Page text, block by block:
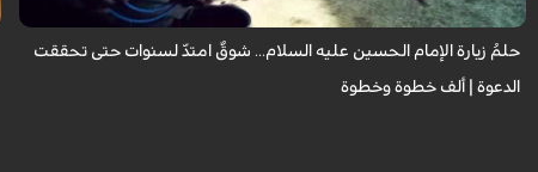
حلمُ زيارة الإمام الحسين عليه السلام... شوقٌ امتدّ لسنوات حتى تحققت
الدعوة | ألف خطوة وخطوة